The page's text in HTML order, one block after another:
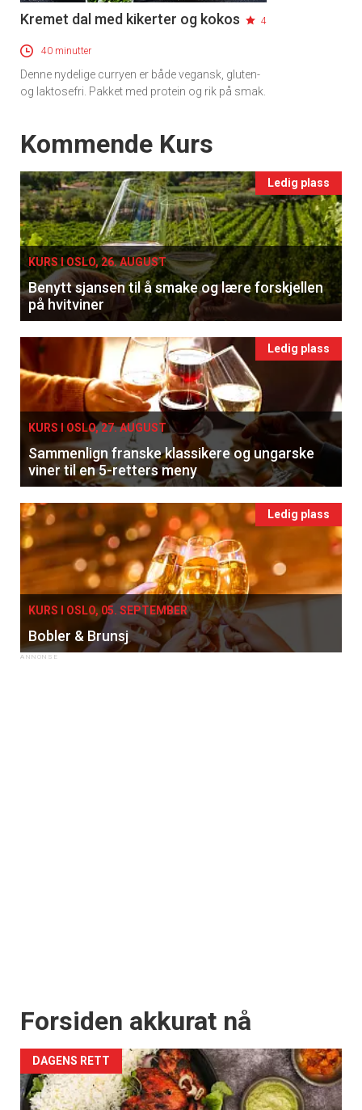
Kremet dal med kikerter og kokos 4
40 minutter
Denne nydelige curryen er både vegansk, gluten-
og laktosefri. Pakket med protein og rik på smak.
Events
Kommende Kurs
Ledig plass
KURS I OSLO, 26. AUGUST
Benytt sjansen til å smake og lære forskjellen
på hvitviner
Ledig plass
KURS I OSLO, 27. AUGUST
Sammenlign franske klassikere og ungarske
viner til en 5-retters meny
Ledig plass
KURS I OSLO, 05. SEPTEMBER
Bobler & Brunsj
Forsiden akkurat nå
DAGENS RETT